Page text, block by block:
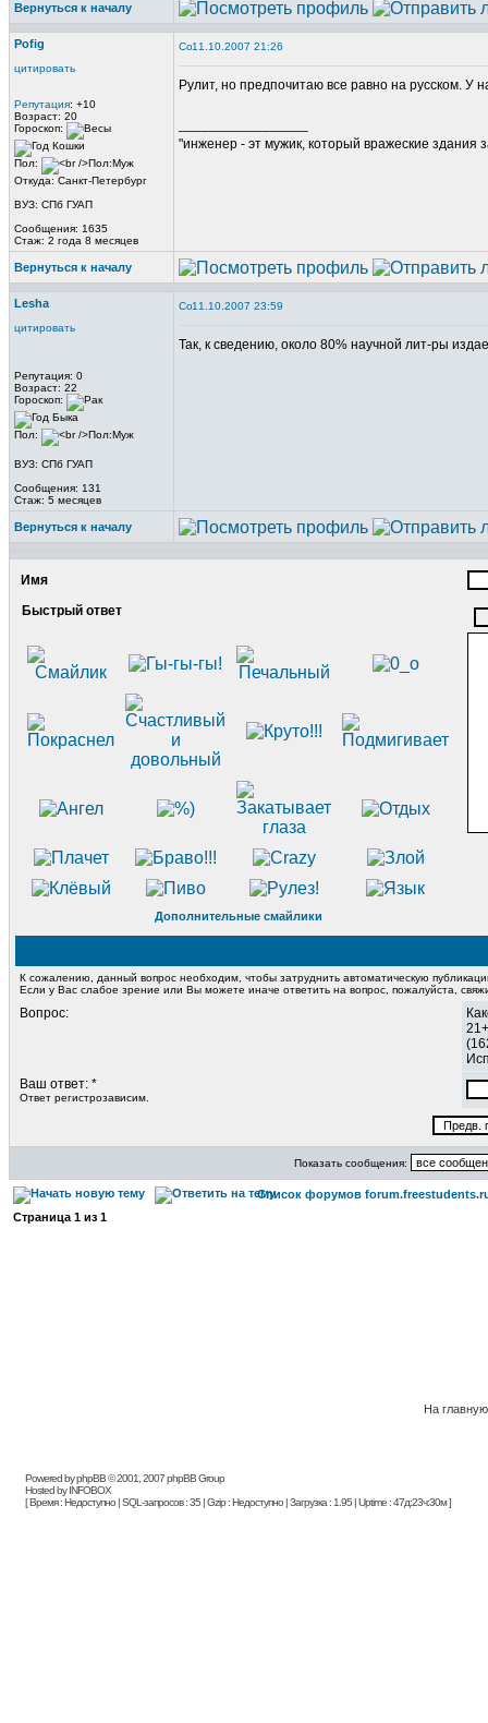
Вернуться к началу
Pofig
цитировать
Репутация: +10
Возраст: 20
Гороскоп:
Пол:
Откуда: Санкт-Петербург
ВУЗ: СПб ГУАП
Сообщения: 1635
Стаж: 2 года 8 месяцев
11.10.2007 21:26
Рулит, но предпочитаю все равно на русском. У
"инженер - эт мужик, который вражеские здания
Вернуться к началу
Lesha
цитировать
Репутация: 0
Возраст: 22
Гороскоп:
Пол:
ВУЗ: СПб ГУАП
Сообщения: 131
Стаж: 5 месяцев
11.10.2007 23:59
Так, к сведению, около 80% научной лит-ры
Вернуться к началу
Имя
Быстрый ответ
Дополнительные смайлики
К сожалению, данный вопрос необходим, чтобы затруднить автоматическую
Если у Вас слабое зрение или Вы можете иначе ответить на вопрос, пожалуйста,
Вопрос:
Ваш ответ: *
Ответ регистрозависим.
Показать сообщения:
Список форумов
Страница 1 из 1
На главную
Powered by phpBB © 2001, 2007 phpBB Group
Hosted by INFOBOX
[ Время : Недоступно | SQL-запросов : 35 | Gzip : Недоступно | Загрузка : 1.95 | Uptime : 47д:23ч:30м ]